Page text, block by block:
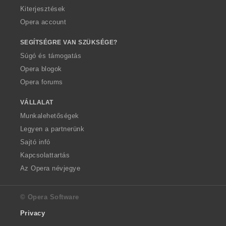
Kiterjesztések
Opera account
SEGÍTSÉGRE VAN SZÜKSÉGE?
Súgó és támogatás
Opera blogok
Opera forums
VÁLLALAT
Munkalehetőségek
Legyen a partnerünk
Sajtó infó
Kapcsolattartás
Az Opera névjegye
© Opera Software
Privacy